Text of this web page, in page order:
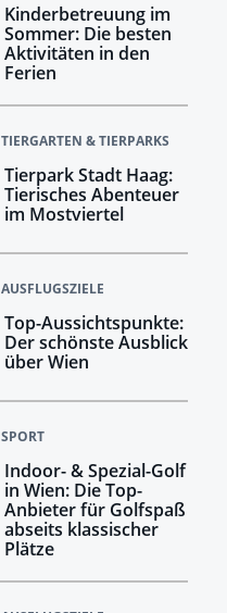
Kinderbetreuung im
Sommer: Die besten
Aktivitäten in den
Ferien
TIERGARTEN & TIERPARKS
Tierpark Stadt Haag:
Tierisches Abenteuer
im Mostviertel
AUSFLUGSZIELE
Top-Aussichtspunkte:
Der schönste Ausblick
über Wien
SPORT
Indoor- & Spezial-Golf
in Wien: Die Top-
Anbieter für Golfspaß
abseits klassischer
Plätze